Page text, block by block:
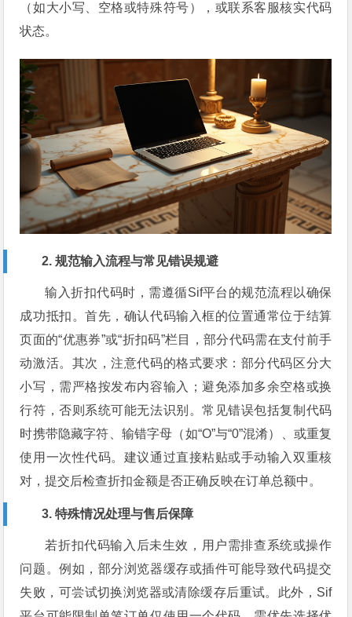
（如大小写、空格或特殊符号），或联系客服核实代码
状态。
2. 规范输入流程与常见错误规避
输入折扣代码时，需遵循Sif平台的规范流程以确保
成功抵扣。首先，确认代码输入框的位置通常位于结算
页面的“优惠券”或“折扣码”栏目，部分代码需在支付前手
动激活。其次，注意代码的格式要求：部分代码区分大
小写，需严格按发布内容输入；避免添加多余空格或换
行符，否则系统可能无法识别。常见错误包括复制代码
时携带隐藏字符、输错字母（如“O”与“0”混淆）、或重复
使用一次性代码。建议通过直接粘贴或手动输入双重核
对，提交后检查折扣金额是否正确反映在订单总额中。
3. 特殊情况处理与售后保障
若折扣代码输入后未生效，用户需排查系统或操作
问题。例如，部分浏览器缓存或插件可能导致代码提交
失败，可尝试切换浏览器或清除缓存后重试。此外，Sif